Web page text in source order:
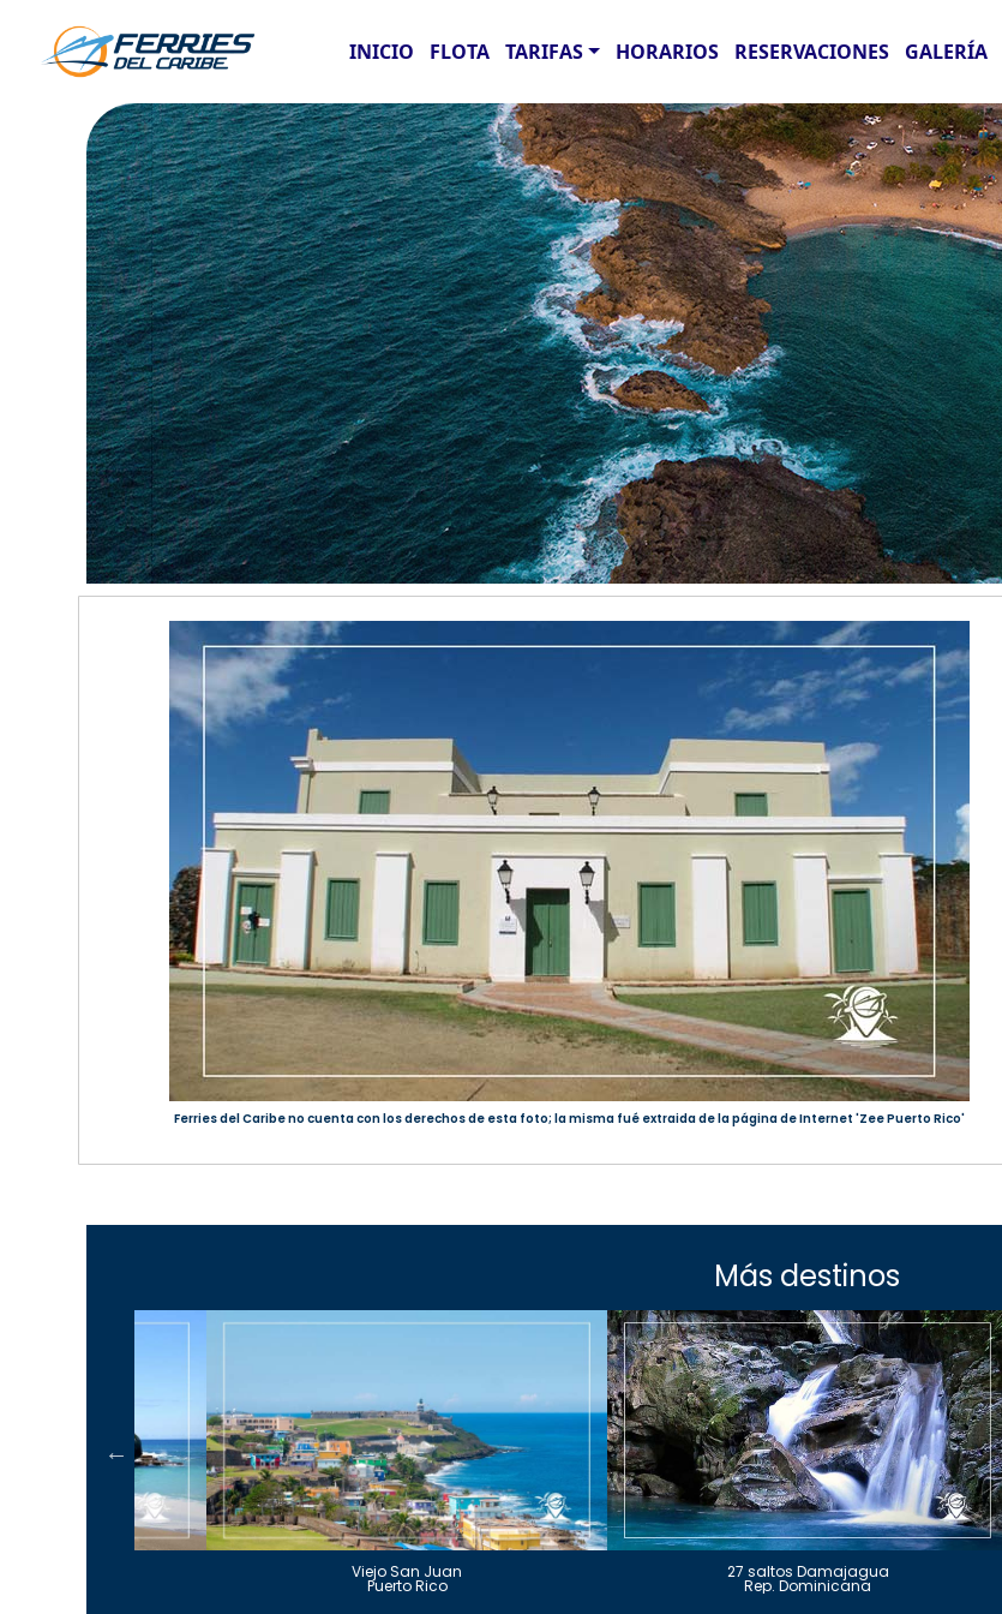
INICIO FLOTA TARIFAS HORARIOS RESERVACIONES GALERÍA
Ferries del Caribe no cuenta con los derechos de esta foto; la misma fué extraida de la página de Internet 'Zee Puerto Rico'
Más destinos
Viejo San Juan
Puerto Rico
27 saltos Damajagua
Rep. Dominicana